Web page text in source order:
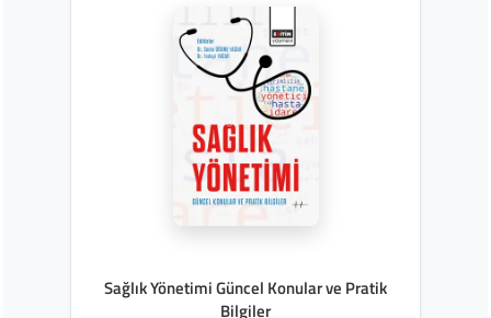
Sağlık Yönetimi Güncel Konular ve Pratik
Bilgiler